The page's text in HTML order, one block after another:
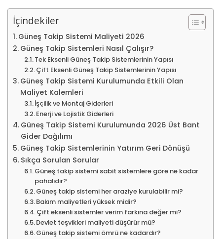
İçindekiler
Güneş Takip Sistemi Maliyeti 2026
Güneş Takip Sistemleri Nasıl Çalışır?
Tek Eksenli Güneş Takip Sistemlerinin Yapısı
Çift Eksenli Güneş Takip Sistemlerinin Yapısı
Güneş Takip Sistemi Kurulumunda Etkili Olan
Maliyet Kalemleri
İşçilik ve Montaj Giderleri
Enerji ve Lojistik Giderleri
Güneş Takip Sistemi Kurulumunda 2026 Üst Bant
Gider Dağılımı
Güneş Takip Sistemlerinin Yatırım Geri Dönüşü
Sıkça Sorulan Sorular
Güneş takip sistemi sabit sistemlere göre ne kadar
pahalıdır?
Güneş takip sistemi her araziye kurulabilir mi?
Bakım maliyetleri yüksek midir?
Çift eksenli sistemler verim farkına değer mi?
Devlet teşvikleri maliyeti düşürür mü?
Güneş takip sistemi ömrü ne kadardır?